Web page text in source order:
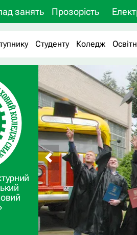
занять Прозорість
Студенту Коледж